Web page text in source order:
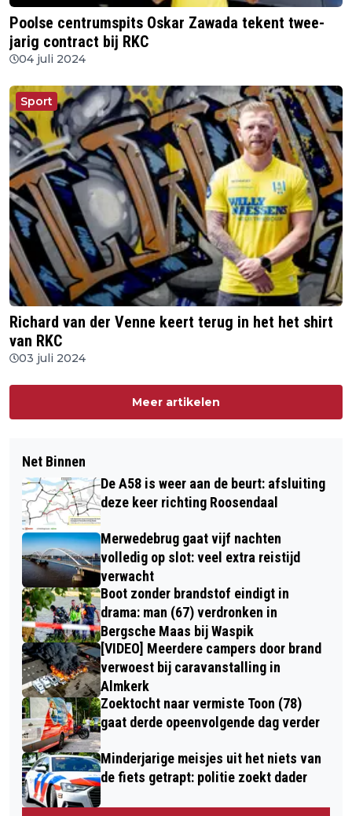
Poolse centrumspits Oskar Zawada tekent twee-
jarig contract bij RKC
04 juli 2024
Sport
Richard van der Venne keert terug in het het shirt
van RKC
03 juli 2024
Meer artikelen
Net Binnen
De A58 is weer aan de beurt: afsluiting
deze keer richting Roosendaal
Merwedebrug gaat vijf nachten
volledig op slot: veel extra reistijd
verwacht
Boot zonder brandstof eindigt in
drama: man (67) verdronken in
Bergsche Maas bij Waspik
[VIDEO] Meerdere campers door brand
verwoest bij caravanstalling in
Almkerk
Zoektocht naar vermiste Toon (78)
gaat derde opeenvolgende dag verder
Minderjarige meisjes uit het niets van
de fiets getrapt: politie zoekt dader